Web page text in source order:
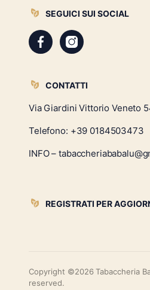
SEGUICI SUI SOCIAL
CONTATTI
Via Giardini Vittorio Veneto
Telefono: +39 0184503473
INFO –
REGISTRATI PER
Copyright ©2026 Tabaccheria
reserved.